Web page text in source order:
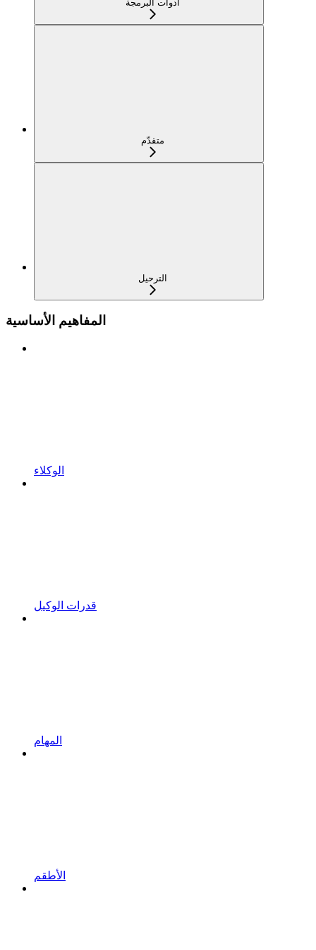
أدوات البرمجة
متقدّم
الترحيل
المفاهيم الأساسية
الوكلاء
قدرات الوكيل
المهام
الأطقم